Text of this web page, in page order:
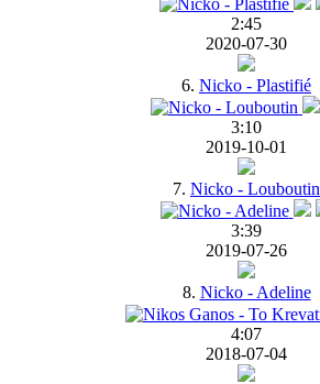
2:45
2020-07-30
6. Nicko - Plastifié
3:10
2019-10-01
7. Nicko - Louboutin
3:39
2019-07-26
8. Nicko - Adeline
4:07
2018-07-04